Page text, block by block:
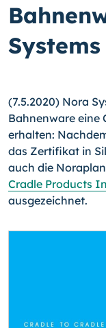
Systems
(7.5.2020) Nora
Bahnenware eine
erhalten:
das Zertifikat in
auch die
Cradle Products
ausgezeichnet.